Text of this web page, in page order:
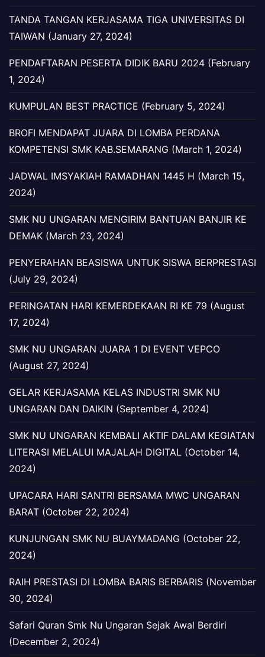
TANDA TANGAN KERJASAMA TIGA UNIVERSITAS DI
TAIWAN (January 27, 2024)
PENDAFTARAN PESERTA DIDIK BARU 2024 (February
1, 2024)
KUMPULAN BEST PRACTICE (February 5, 2024)
BROFI MENDAPAT JUARA DI LOMBA PERDANA
KOMPETENSI SMK KAB.SEMARANG (March 1, 2024)
JADWAL IMSYAKIAH RAMADHAN 1445 H (March 15,
2024)
SMK NU UNGARAN MENGIRIM BANTUAN BANJIR KE
DEMAK (March 23, 2024)
PENYERAHAN BEASISWA UNTUK SISWA BERPRESTASI
(July 29, 2024)
PERINGATAN HARI KEMERDEKAAN RI KE 79 (August
17, 2024)
SMK NU UNGARAN JUARA 1 DI EVENT VEPCO
(August 27, 2024)
GELAR KERJASAMA KELAS INDUSTRI SMK NU
UNGARAN DAN DAIKIN (September 4, 2024)
SMK NU UNGARAN KEMBALI AKTIF DALAM KEGIATAN
LITERASI MELALUI MAJALAH DIGITAL (October 14,
2024)
UPACARA HARI SANTRI BERSAMA MWC UNGARAN
BARAT (October 22, 2024)
KUNJUNGAN SMK NU BUAYMADANG (October 22,
2024)
RAIH PRESTASI DI LOMBA BARIS BERBARIS (November
30, 2024)
Safari Quran Smk Nu Ungaran Sejak Awal Berdiri
(December 2, 2024)